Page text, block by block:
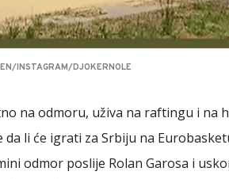
INSTAGRAM/DJOKERNOLE
na odmoru, uživa na raftingu i na
da li će igrati za Srbiju na
odmor poslije Rolan Garosa i